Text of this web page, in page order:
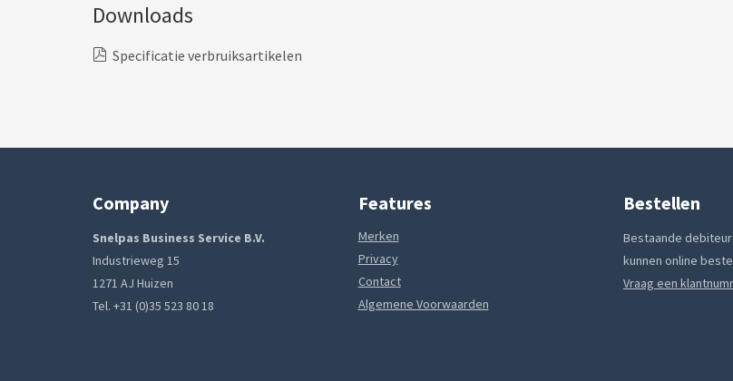
Downloads
Specificatie verbruiksartikelen
Company
Snelpas Business Service B.V.
Industrieweg 15
1271 AJ Huizen
Tel. +31 (0)35 523 80 18
Features
Merken
Privacy
Contact
Algemene Voorwaarden
Bestellen
Bestaande
kunnen online
Vraag een